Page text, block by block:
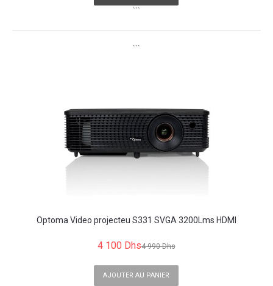
```
```
Optoma Video projecteu S331 SVGA 3200Lms HDMI
4 100 Dhs4 990 Dhs
AJOUTER AU PANIER